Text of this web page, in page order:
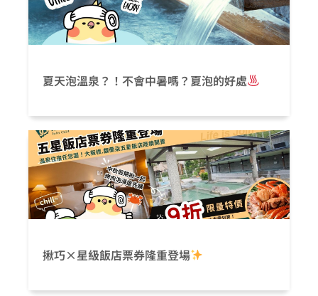
夏天泡溫泉？！不會中暑嗎？夏泡的好處
揪巧×星級飯店票券隆重登場